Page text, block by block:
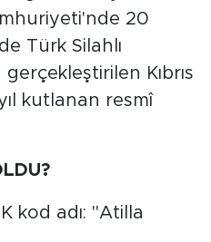
20
Türk Silahlı
Kıbrıs
kutlanan resmî
kod adı: "Atilla